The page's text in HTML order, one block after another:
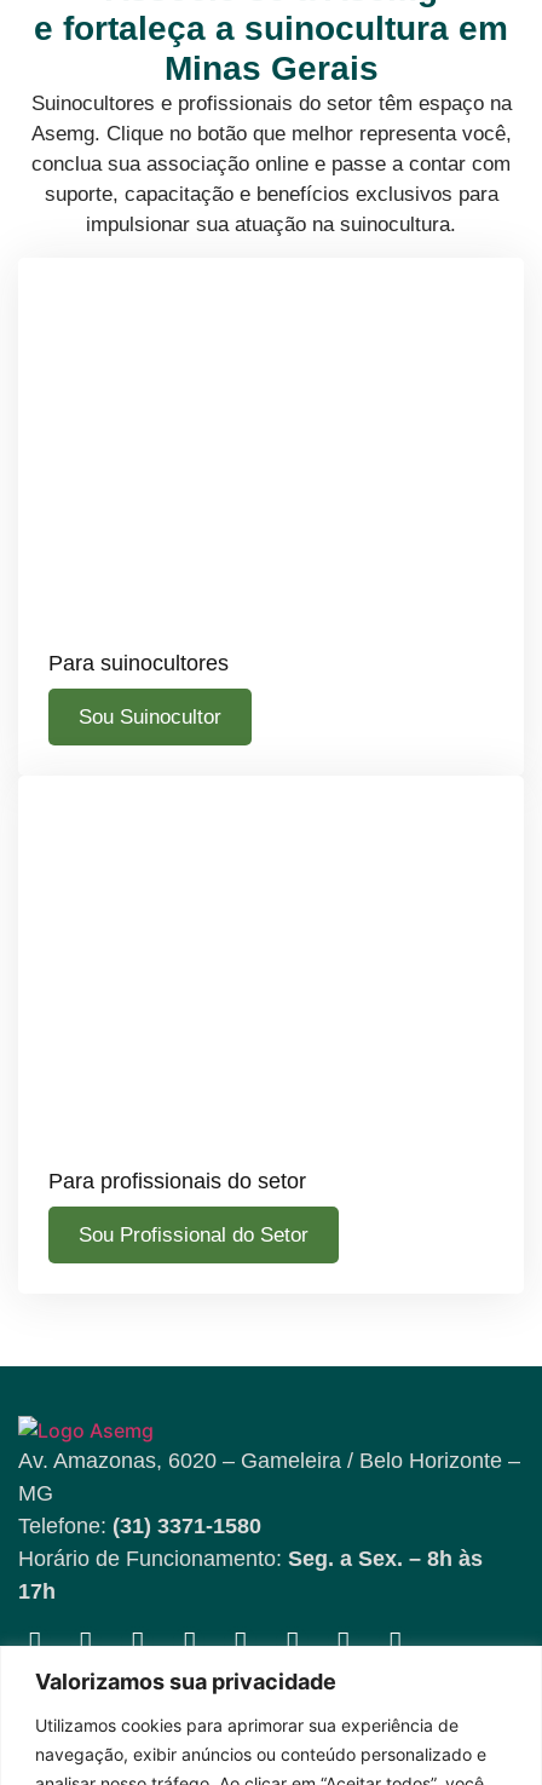
Valorizamos sua privacidade
Utilizamos cookies para aprimorar sua experiência de
navegação, exibir anúncios ou conteúdo personalizado e
e fortaleça a suinocultura em
Minas Gerais
Suinocultores e profissionais do setor têm espaço na
Asemg. Clique no botão que melhor representa você,
conclua sua associação online e passe a contar com
suporte, capacitação e benefícios exclusivos para
impulsionar sua atuação na suinocultura.
Para suinocultores
Sou Suinocultor
Para profissionais do setor
Sou Profissional do Setor
Av. Amazonas, 6020 – Gameleira / Belo Horizonte –
MG
Telefone: (31) 3371-1580
Horário de Funcionamento: Seg. a Sex. – 8h às
17h
Fique por dentro das
novidades